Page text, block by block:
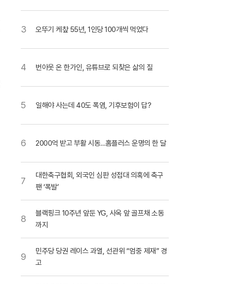
3 오뚜기 케챂 55년, 1인당 100개씩 먹었다
4 번아웃 온 한가인, 유튜브로 되찾은 삶의 질
5 일해야 사는데 40도 폭염, 기후보험이 답?
6 2000억 받고 부활 시동…홈플러스 운명의 한 달
7
대한축구협회, 외국인 심판 성접대 의혹에 축구
팬 ‘폭발’
8
블랙핑크 10주년 앞둔 YG, 사옥 앞 골프채 소동
까지
9
민주당 당권 레이스 과열, 선관위 “엄중 제재” 경
고